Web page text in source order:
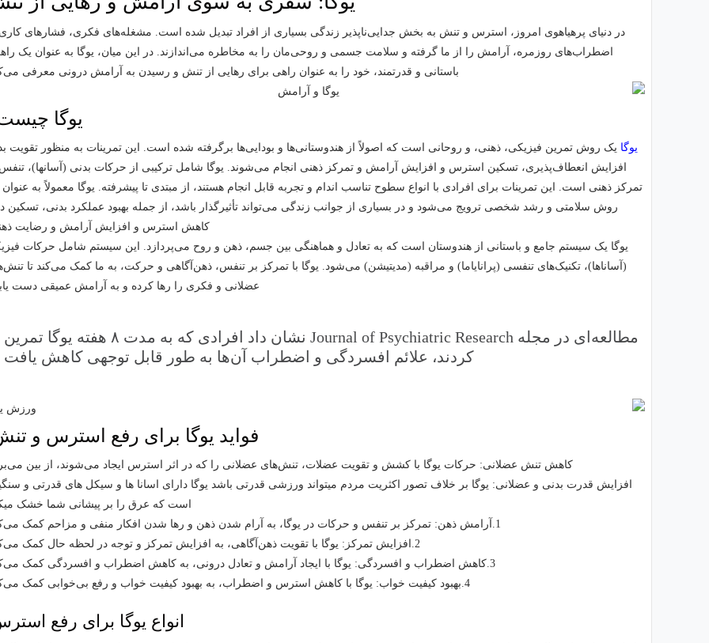
در دنیای پرهیاهوی امروز، استرس و تنش به بخش جدایی‌ناپذیر زندگی بسیاری از افراد تبدیل شده است. مشغله‌های فکری، فشارهای
اضطراب‌های روزمره، آرامش را از ما گرفته و سلامت جسمی و روحی‌مان را به مخاطره می‌اندازند. در این میان، یوگا به عنوان یک
باستانی و قدرتمند، خود را به عنوان راهی برای رهایی از تنش و رسیدن به آرامش درونی معرفی
یوگا
یوگا یک روش تمرین فیزیکی، ذهنی، و روحانی است که اصولاً از هندوستانی‌ها و بودایی‌ها برگرفته شده است. این تمرینات به منظور تقویت
افزایش انعطاف‌پذیری، تسکین استرس و افزایش آرامش و تمرکز ذهنی انجام می‌شوند. یوگا شامل ترکیبی از حرکات بدنی (آسانها)،
تمرکز ذهنی است. این تمرینات برای افرادی با انواع سطوح تناسب اندام و تجربه قابل انجام هستند، از مبتدی تا پیشرفته. یوگا معمولاً به
روش سلامتی و رشد شخصی ترویج می‌شود و در بسیاری از جوانب زندگی می‌تواند تأثیرگذار باشد، از جمله بهبود عملکرد بدنی، تسکین
کاهش استرس و افزایش آرامش و رضایت
یوگا یک سیستم جامع و باستانی از هندوستان است که به تعادل و هماهنگی بین جسم، ذهن و روح می‌پردازد. این سیستم شامل حرکات
(آساناها)، تکنیک‌های تنفسی (پرانایاما) و مراقبه (مدیتیشن) می‌شود. یوگا با تمرکز بر تنفس، ذهن‌آگاهی و حرکت، به ما کمک می‌کند تا
عضلانی و فکری را رها کرده و به آرامش عمیقی دست
مطالعه‌ای در مجله Journal of Psychiatric Research
نشان داد افرادی که به مدت ۸ هفته یوگا تمرین
کردند، علائم افسردگی و اضطراب آن‌ها به طور قابل توجهی کاهش یافت
فواید یوگا برای رفع استرس و
کاهش تنش عضلانی: حرکات یوگا با کشش و تقویت عضلات، تنش‌های عضلانی را که در اثر استرس ایجاد می‌شوند، از بین
افزایش قدرت بدنی و عضلانی: یوگا بر خلاف تصور اکثریت مردم میتواند ورزشی قدرتی باشد یوگا دارای اسانا ها و سیکل های قدرتی و
است که عرق را بر پیشانی شما خشک
1.آرامش ذهن: تمرکز بر تنفس و حرکات در یوگا، به آرام شدن ذهن و رها شدن افکار منفی و مزاحم کمک می‌کند.
2.افزایش تمرکز: یوگا با تقویت ذهن‌آگاهی، به افزایش تمرکز و توجه در لحظه حال کمک می‌کند.
3.کاهش اضطراب و افسردگی: یوگا با ایجاد آرامش و تعادل درونی، به کاهش اضطراب و افسردگی کمک می‌کند.
4.بهبود کیفیت خواب: یوگا با کاهش استرس و اضطراب، به بهبود کیفیت خواب و رفع بی‌خوابی کمک می‌کند.
انواع یوگا برای رفع